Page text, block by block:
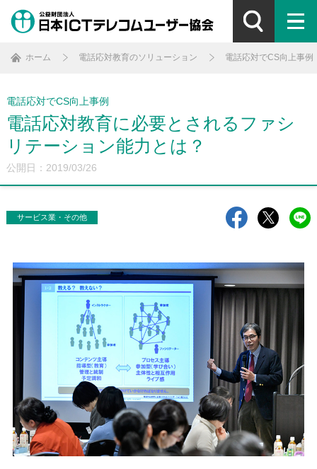
ホーム 電話応対教育のソリューション 電話応対でCS向上事例
電話応対でCS向上事例
電話応対教育に必要とされるファシ
リテーション能力とは？
公開日：2019/03/26
サービス業・その他